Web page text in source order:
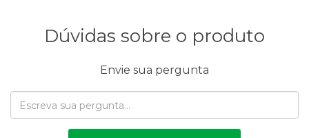
Dúvidas sobre o produto
Envie sua pergunta